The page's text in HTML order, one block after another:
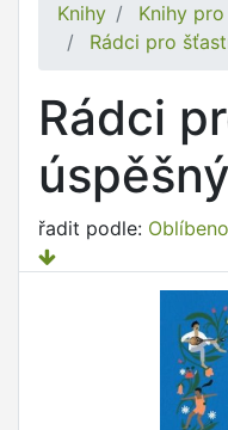
Knihy
Knihy
Rádci pro
Rádci
řadit podle: